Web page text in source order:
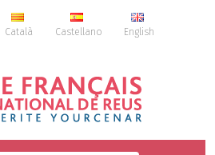
Català Castellano English